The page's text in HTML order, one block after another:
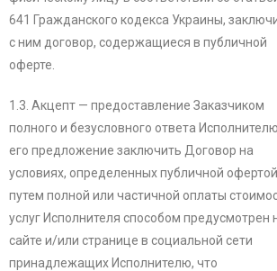
641 Гражданского кодекса Украины,
с ним договор, содержащиеся в публичной
оферте.
1.3. Акцепт — предоставление Заказчиком
полного и безусловного ответа
его предложение заключить Договор на
условиях, определенных публичной офертой
путем полной или частичной оплаты
услуг Исполнителя способом предусмотрен
сайте и/или странице в социальной сети
принадлежащих Исполнителю, что